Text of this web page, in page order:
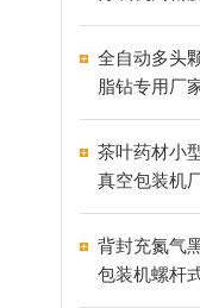
全自动多头
脂钻专用厂
茶叶药材小
真空包装机
背封充氮气
包装机螺杆